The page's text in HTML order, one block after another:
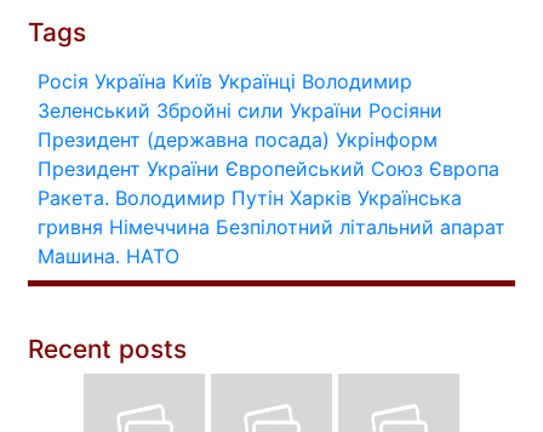
Tags
Росія Україна Київ Українці Володимир
Зеленський Збройні сили України Росіяни
Президент (державна посада) Укрінформ
Президент України Європейський Союз Європа
Ракета. Володимир Путін Харків Українська
гривня Німеччина Безпілотний літальний апарат
Машина. НАТО
Recent posts